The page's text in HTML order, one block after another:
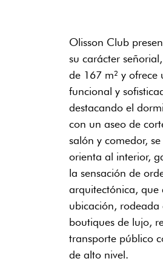
Olisson Club
su carácter
de 167 m² y
funcional y
destacando el
con un aseo de
salón y comedor,
orienta al interior,
la sensación de
arquitectónica, que
ubicación, rodeada
boutiques de lujo,
transporte público
de alto nivel.